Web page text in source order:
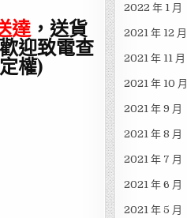
達，送貨
迎致電查
權)
2022 年 1 月
2021 年 12 月
2021 年 11 月
2021 年 10 月
2021 年 9 月
2021 年 8 月
2021 年 7 月
2021 年 6 月
2021 年 5 月